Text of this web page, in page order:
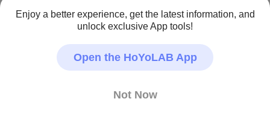
開催される大型祭典で、文化や芸術に関連した祭
りでもあります。
彩祭を盛り上げましょう！
Enjoy a better experience, get the latest information, and
unlock exclusive App tools!
Open the HoYoLAB App
Not Now